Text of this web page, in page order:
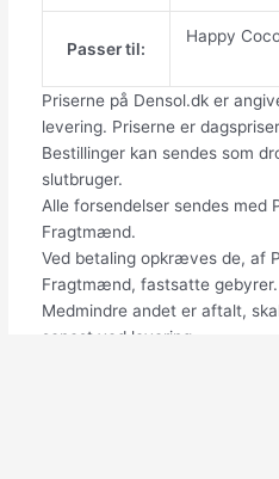
Passer til:
Happy
Priserne på Densol.dk er
levering. Priserne er
Bestillinger kan sendes som
slutbruger.
Alle forsendelser sendes med
Fragtmænd.
Ved betaling opkræves de, af
Fragtmænd, fastsatte gebyrer.
Medmindre andet er aftalt,
senest ved levering.